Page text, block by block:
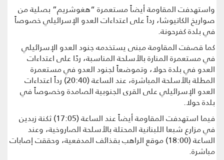
واستهدفت المقاومة أيضاً مستعمرة “هغوشريم” ‌‏بصلية من
صواريخ الكاتيوشا، رداً على ‌‌‏‌‏اعتداءات العدو الإسرائيلي خصوصاً
في بلدة ‌‏كفرحونة.
كما قصفت المقاومة مبنى يستخدمه جنود العدو ‏الإسرائيلي
في مستعمرة المنارة بالأسلحة المناسبة، ردًا على ‌‌‏‌‏اعتداءات
العدو في بلدة ‏حولا، و‏تموضعاً لجنود العدو في مستعمرة
المطلة بالأسلحة المباشرة، عند الساعة (20:40) رداً ‌‌‏‌‏اعتداءات
العدو الإسرائيلي على القرى الجنوبية الصامدة وخصوصاً في
بلدة ‏حولا.
فيما استهدفت المقاومة أيضاً عند الساعة (17:05) ثكنة ‏زبدين
في مزارع شبعا اللبنانية المحتلة بالأسلحة الصاروخية، وعند
الساعة (18:00) موقع الراهب بقذائف المدفعية، وحققت إصابات
مباشرة.